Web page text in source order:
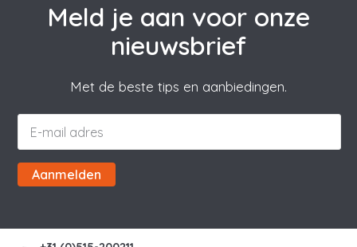
Meld je aan voor onze
nieuwsbrief
Met de beste tips en aanbiedingen.
Aanmelden